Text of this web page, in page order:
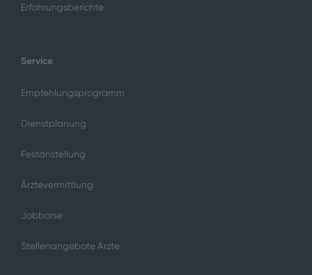
Erfahrungsberichte
Service
Empfehlungsprogramm
Dienstplanung
Festanstellung
Ärztevermittlung
Jobbörse
Stellenangebote Ärzte